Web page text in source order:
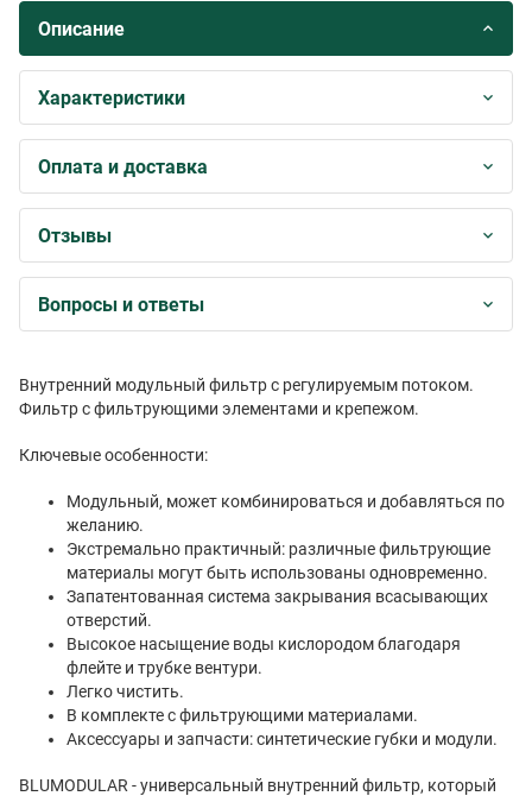
Описание
Характеристики
Оплата и доставка
Отзывы
Вопросы и ответы
Внутренний модульный фильтр с регулируемым потоком.
Фильтр с фильтрующими элементами и крепежом.
Ключевые особенности:
Модульный, может комбинироваться и добавляться по
желанию.
Экстремально практичный: различные фильтрующие
материалы могут быть использованы одновременно.
Запатентованная система закрывания всасывающих
отверстий.
Высокое насыщение воды кислородом благодаря
флейте и трубке вентури.
Легко чистить.
В комплекте с фильтрующими материалами.
Аксессуары и запчасти: синтетические губки и модули.
BLUMODULAR - универсальный внутренний фильтр, который